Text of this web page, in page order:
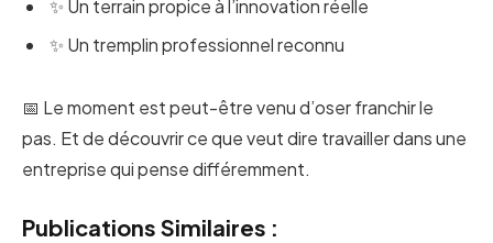
✨ Un terrain propice à l’innovation réelle
✨ Un tremplin professionnel reconnu
📅 Le moment est peut-être venu d’oser franchir le
pas. Et de découvrir ce que veut dire travailler dans une
entreprise qui pense différemment.
Publications Similaires :